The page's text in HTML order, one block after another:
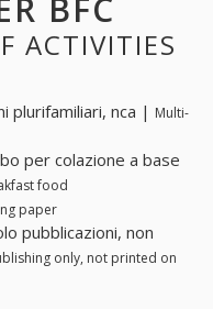
BFC
ACTIVITIES
plurifamiliari, nca | Multi-
per colazione a base
food
paper
pubblicazioni, non
only, not printed on